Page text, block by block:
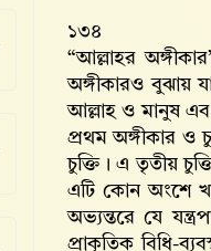
১৩৪
“আল্লাহর
অঙ্গীকারও বুঝায়
আল্লাহ‌ ও মানুষ
প্রথম অঙ্গীকার ও
চুক্তি। এ তৃতীয়
এটি কোন অংশে
অভ্যন্তরে যে
প্রাকৃতিক বিধি-